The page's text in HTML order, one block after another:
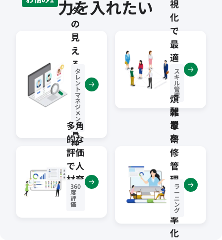
力を入れたい
タ
の
見
え
る
化
と
一
元
管
理
タ
レ
ン
ト
マ
ネ
ジ
メ
ン
ト
視
化
で
最
適
な
人
材
配
置
を
実
現
ス
キ
ル
管
理
多角
的な
評価
で人
材育
成を
促進
360
度
評
価
煩
雑
な
研
修
管
理
を
効
率
化
ラ
ー
ニ
ン
グ